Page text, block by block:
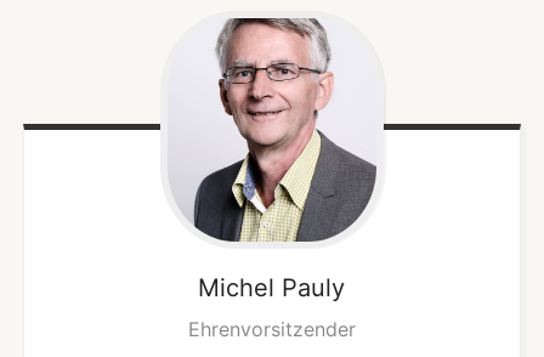
Michel Pauly
Ehrenvorsitzender